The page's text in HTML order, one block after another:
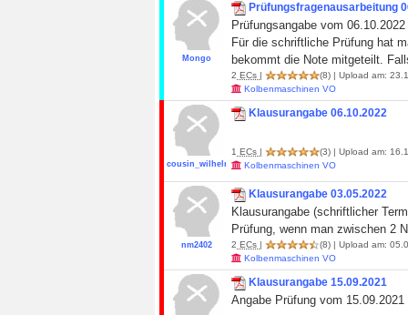
Mongo
Prüfungsfragenausarbeitung
Prüfungsangabe vom
Für die schriftliche Prüfung hat
bekommt die Note mitgeteilt.
2 ECs | (8) | Upload am:
Kolbenmaschinen VO
cousin_wilhelm
Klausurangabe 06.10.2022
1 ECs | (3) | Upload am:
Kolbenmaschinen VO
nm2402
Klausurangabe 03.05.2022
Klausurangabe (schriftlicher
Prüfung, wenn man zwischen 2
2 ECs | (8) | Upload am:
Kolbenmaschinen VO
Klausurangabe 15.09.2021
Angabe Prüfung vom 15.09.2021